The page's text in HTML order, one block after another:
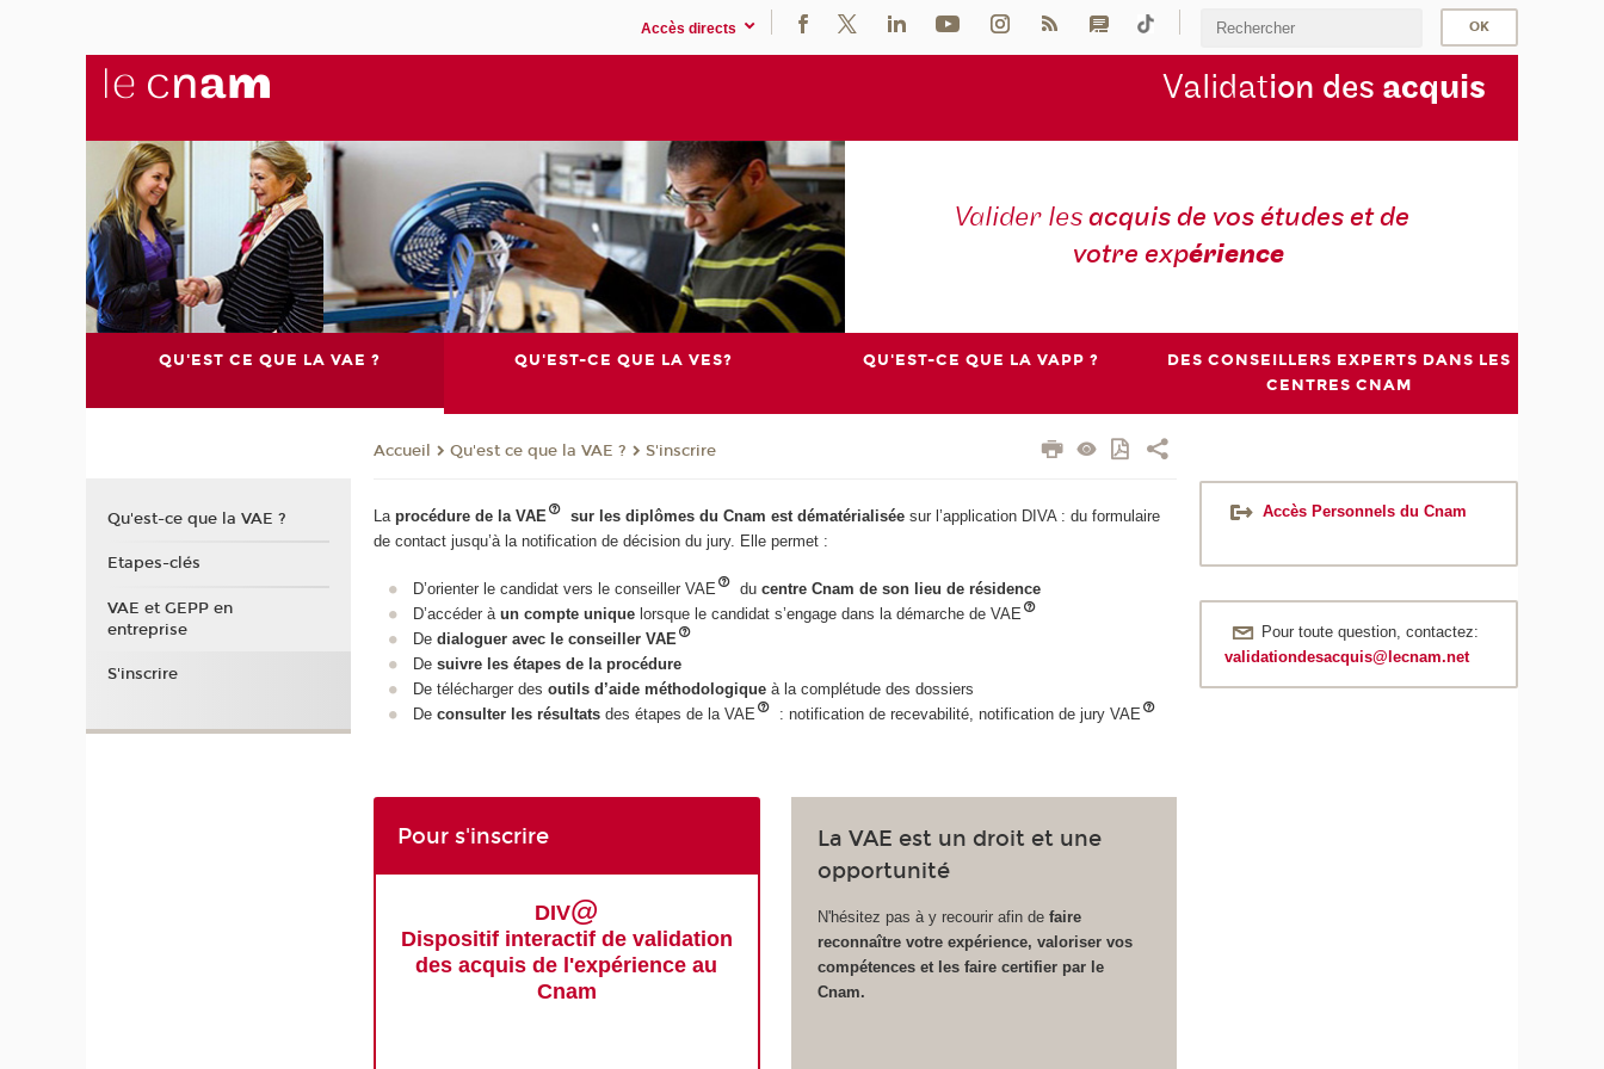
Accès directs
Validation des acquis
Valider lesacquis de vos études et de
votre expérience
QU'EST CE QUE LA VAE ? QU'EST-CE QUE LA VES? QU'EST-CE QUE LA VAPP ?
DES CONSEILLERS EXPERTS DANS LES
CENTRES CNAM
Accueil Qu'est ce que la VAE ? S'inscrire
Laprocédure de la VAE sur les diplômes du Cnam est dématérialisée sur l’application DIVA : du formulaire
de contact jusqu’à la notification de décision du jury. Elle permet :
D’orienter le candidat vers le conseiller VAE du centre Cnam de son lieu de résidence
D’accéder à un compte unique lorsque le candidat s’engage dans la démarche de VAE
De dialoguer avec le conseiller VAE
De suivre les étapes de la procédure
De télécharger des outils d’aide méthodologiqueà la complétude des dossiers
De consulter les résultatsdes étapes de la VAE : notification de recevabilité, notification de jury VAE
Pour s'inscrire
DIV@
Dispositif interactif de validation
des acquis de l'expérience au
Cnam
La VAE est un droit et une
opportunité
N'hésitez pas à y recourir afin de faire
reconnaître votre expérience, valoriser vos
compétences et les faire certifier par le
Cnam.
Accès Personnels du Cnam
Pour toute question, contactez:
validationdesacquis@lecnam.net
Qu'est-ce que la VAE ?
Etapes-clés
VAE et GEPP en
entreprise
S'inscrire